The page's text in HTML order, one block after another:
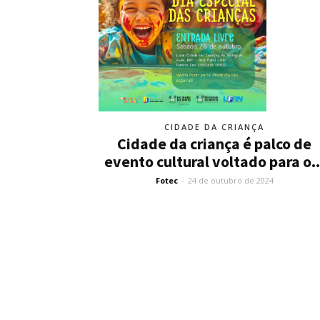
CIDADE DA CRIANÇA
Cidade da criança é palco de
evento cultural voltado para
Fotec - 24 de outubro de 2024